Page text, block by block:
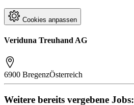
Cookies anpassen
Veriduna Treuhand AG
6900 BregenzÖsterreich
Weitere bereits vergebene Jobs: